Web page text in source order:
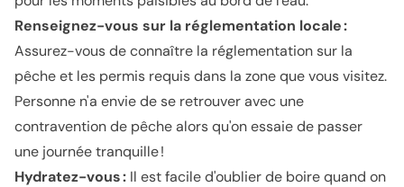
Renseignez-vous sur la réglementation locale :
Assurez-vous de connaître la réglementation sur la
pêche et les permis requis dans la zone que vous visitez.
Personne n'a envie de se retrouver avec une
contravention de pêche alors qu'on essaie de passer
une journée tranquille !
Hydratez-vous : Il est facile d'oublier de boire quand on